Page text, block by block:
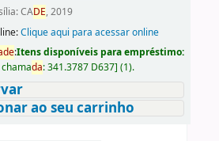
CADE, 2019
Clique aqui para acessar online
de:Itens disponíveis para empréstimo:
da:341.3787 D637] (1).
ao seu carrinho